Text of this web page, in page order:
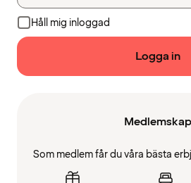
Håll mig inloggad
Logga in
Medlemskap
Som medlem får du våra bästa